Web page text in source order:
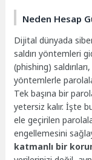
Neden Hesap
Dijital dünyada
saldırı yöntemleri
(phishing)
yöntemlerle
Tek başına bir
yetersiz kalır. İşte
ele geçirilen
engellemesini
katmanlı bir